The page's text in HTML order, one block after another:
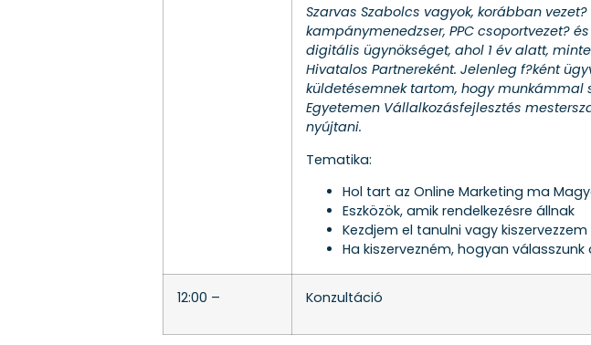
Szarvas Szabolcs vagyok, korábban
kampánymenedzser, PPC csoportvezet?
digitális ügynökséget, ahol 1 év alatt,
Hivatalos Partnereként. Jelenleg f?ként
küldetésemnek tartom, hogy munkámmal
Egyetemen Vállalkozásfejlesztés
nyújtani.
Tematika:
Hol tart az Online Marketing ma
Eszközök, amik rendelkezésre állnak
Kezdjem el tanulni vagy
Ha kiszervezném, hogyan
12:00 – Konzultáció